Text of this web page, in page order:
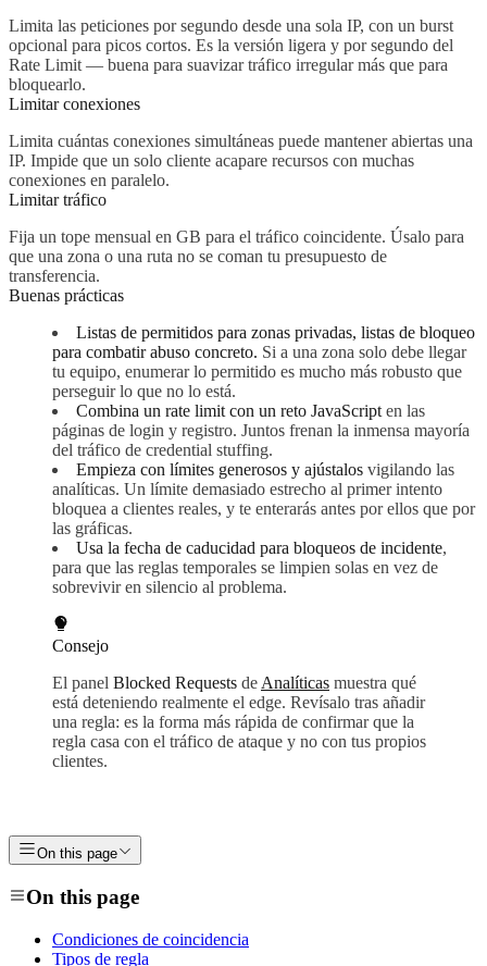
Limita las peticiones por segundo desde una sola IP, con un burst
opcional para picos cortos. Es la versión ligera y por segundo del
Rate Limit — buena para suavizar tráfico irregular más que para
bloquearlo.
Limitar conexiones
Limita cuántas conexiones simultáneas puede mantener abiertas una
IP. Impide que un solo cliente acapare recursos con muchas
conexiones en paralelo.
Limitar tráfico
Fija un tope mensual en GB para el tráfico coincidente. Úsalo para
que una zona o una ruta no se coman tu presupuesto de
transferencia.
Buenas prácticas
Listas de permitidos para zonas privadas, listas de bloqueo
para combatir abuso concreto. Si a una zona solo debe llegar
tu equipo, enumerar lo permitido es mucho más robusto que
perseguir lo que no lo está.
Combina un rate limit con un reto JavaScript en las
páginas de login y registro. Juntos frenan la inmensa mayoría
del tráfico de credential stuffing.
Empieza con límites generosos y ajústalos vigilando las
analíticas. Un límite demasiado estrecho al primer intento
bloquea a clientes reales, y te enterarás antes por ellos que por
las gráficas.
Usa la fecha de caducidad para bloqueos de incidente,
para que las reglas temporales se limpien solas en vez de
sobrevivir en silencio al problema.
Consejo
El panel Blocked Requests de Analíticas muestra qué
está deteniendo realmente el edge. Revísalo tras añadir
una regla: es la forma más rápida de confirmar que la
regla casa con el tráfico de ataque y no con tus propios
clientes.
On this page
On this page
Condiciones de coincidencia
Tipos de regla